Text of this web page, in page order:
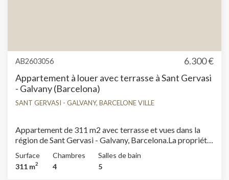
AB2603056
6.300 €
Appartement à louer avec terrasse à Sant Gervasi
- Galvany (Barcelona)
SANT GERVASI - GALVANY, BARCELONE VILLE
Appartement de 311 m2 avec terrasse et vues dans la
région de Sant Gervasi - Galvany, Barcelona.La propriété
climatisation, armoires intégrées, buanderie, balcon,
chauffage et concierge.* Conformément à la Loi 12/2023
Surface
311 m2
Chambres
4
Salles de bain
5